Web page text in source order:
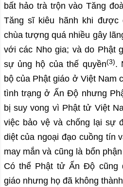
bất hảo trà trộn vào Tăng
Tăng sĩ kiêu hãnh khi được
chùa tượng quá nhiều gây
với các Nho gia; và do Phật
sự ủng hộ của thế quyền(3).
bộ của Phật giáo ở Việt Nam
tình trạng ở Ấn Độ nhưng
bị suy vong vì Phật tử Việt
việc bảo vệ và chống lại sự
diệt của ngoại đạo cuồng tín
may mắn và cũng là bổn
Có thể Phật tử Ấn Độ cũng
giáo nhưng họ đã không